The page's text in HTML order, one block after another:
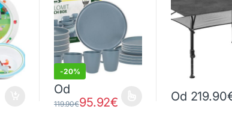
-20%
Od
119.90€95.92€
Ta izdelek ima več različic. Možnosti lahko
Od 219.90
Ta izdelek ima